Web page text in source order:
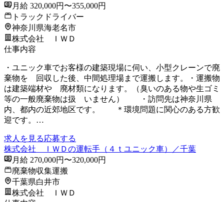
月給 320,000円〜355,000円
トラックドライバー
神奈川県海老名市
株式会社 ＩＷＤ
仕事内容
・ユニック車でお客様の建築現場に伺い、小型クレーンで廃
棄物を 回収した後、中間処理場まで運搬します。・運搬物
は建築端材や 廃材類になります。（臭いのある物や生ゴミ
等の一般廃棄物は扱 いません） ・訪問先は神奈川県
内、都内の近郊地区です。 ＊環境問題に関心のある方歓
迎です。…
求人を見る応募する
株式会社 ＩＷＤの運転手（４ｔユニック車）／千葉
月給 270,000円〜320,000円
廃棄物収集運搬
千葉県白井市
株式会社 ＩＷＤ